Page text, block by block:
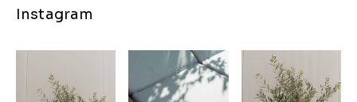
Instagram